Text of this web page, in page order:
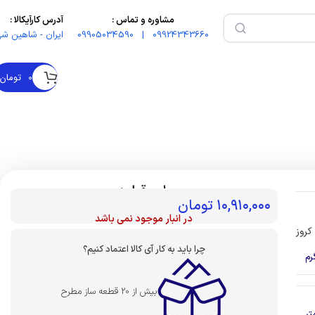
مشاوره و تماس :
09924343660 | 09905034590
آدرس کارآیکالا :
ایران - شاهین
۰ تومان
کروز
بهای قطعه :
۱۰,۹۱۰,۰۰۰ تومان
در انبار موجود نمی باشد
چرا باید به کار آی کالا اعتماد کنیم؟
بیش از 20 قطعه ساز مطرح